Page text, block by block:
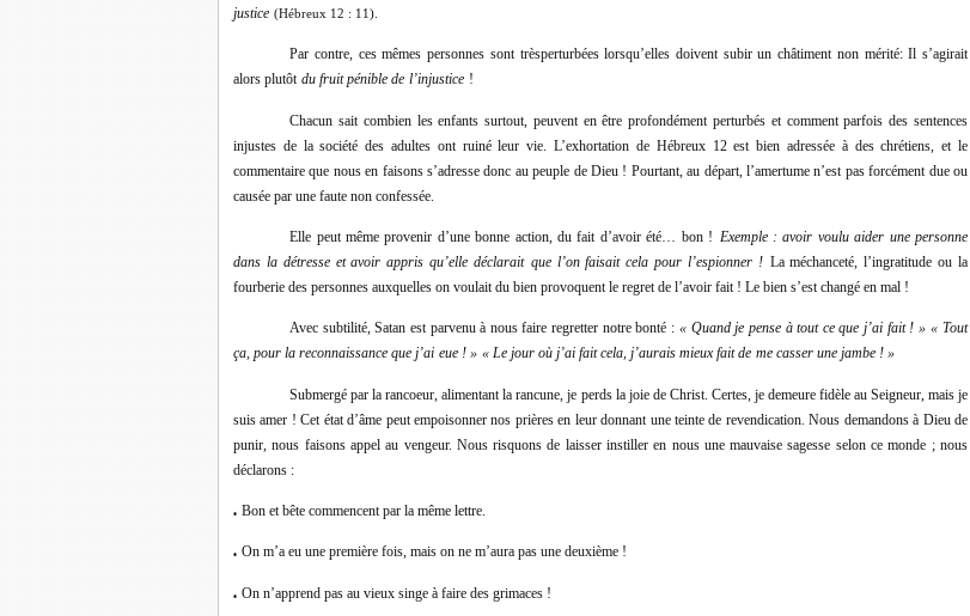
justice (Hébreux 12 : 11).
Par contre, ces mêmes personnes sont trèsperturbées lorsqu’elles doivent subir un châtiment non mérité: Il s’agirait
alors plutôt du fruit pénible de l’injustice !
Chacun sait combien les enfants surtout, peuvent en être profondément perturbés et comment parfois des sentences
injustes de la société des adultes ont ruiné leur vie. L’exhortation de Hébreux 12 est bien adressée à des chrétiens, et le
commentaire que nous en faisons s’adresse donc au peuple de Dieu ! Pourtant, au départ, l’amertume n’est pas forcément due ou
causée par une faute non confessée.
Elle peut même provenir d’une bonne action, du fait d’avoir été… bon ! Exemple : avoir voulu aider une personne
dans la détresse et avoir appris qu’elle déclarait que l’on faisait cela pour l’espionner ! La méchanceté, l’ingratitude ou la
fourberie des personnes auxquelles on voulait du bien provoquent le regret de l’avoir fait ! Le bien s’est changé en mal !
Avec subtilité, Satan est parvenu à nous faire regretter notre bonté : « Quand je pense à tout ce que j’ai fait ! » « Tout
ça, pour la reconnaissance que j’ai eue ! » « Le jour où j’ai fait cela, j’aurais mieux fait de me casser une jambe ! »
Submergé par la rancoeur, alimentant la rancune, je perds la joie de Christ. Certes, je demeure fidèle au Seigneur, mais je
suis amer ! Cet état d’âme peut empoisonner nos prières en leur donnant une teinte de revendication. Nous demandons à Dieu de
punir, nous faisons appel au vengeur. Nous risquons de laisser instiller en nous une mauvaise sagesse selon ce monde ; nous
déclarons :
● Bon et bête commencent par la même lettre.
● On m’a eu une première fois, mais on ne m’aura pas une deuxième !
● On n’apprend pas au vieux singe à faire des grimaces !